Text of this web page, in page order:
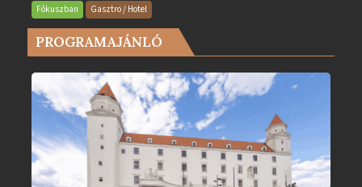
legjobb
2025-
ben
bejegyzéshez
Fókuszban Gasztro / Hotel
PROGRAMAJÁNLÓ